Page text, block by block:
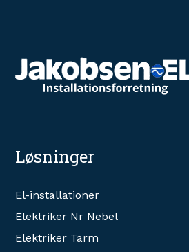
Løsninger
El-installationer
Elektriker Nr Nebel
Elektriker Tarm